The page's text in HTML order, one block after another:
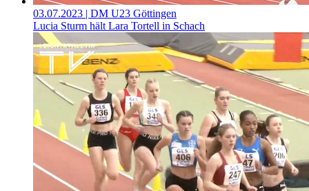
03.07.2023 | DM U23 Göttingen
Lucia Sturm hält Lara Tortell in Schach